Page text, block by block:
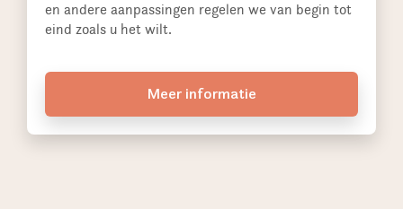
en andere aanpassingen regelen we van begin tot
eind zoals u het wilt.
Meer informatie